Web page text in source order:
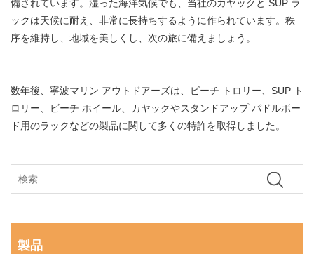
備されています。湿った海洋気候でも、当社のカヤックと SUP ラ
ックは天候に耐え、非常に長持ちするように作られています。秩
序を維持し、地域を美しくし、次の旅に備えましょう。
数年後、寧波マリン アウトドアーズは、ビーチ トロリー、SUP ト
ロリー、ビーチ ホイール、カヤックやスタンドアップ パドルボー
ド用のラックなどの製品に関して多くの特許を取得しました。
製品